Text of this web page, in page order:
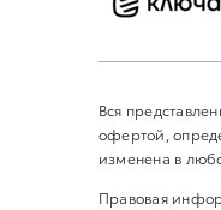
Вся
офертой,
изменена в
Правовая